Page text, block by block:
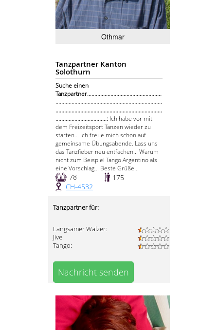
Othmar
Tanzpartner Kanton
Solothurn
Suche einen
Tanzpartner...................................................
.........................................................................
.........................................................................
...................................: Ich habe vor mit
dem Freizeitsport Tanzen wieder zu
starten... Ich freue mich schon auf
gemeinsame Übungsabende. Lass uns
das Tanzfieber neu entfachen... Warum
nicht zum Beispiel Tango Argentino als
eine Vorschlag... Beste Grüße...
78
175
CH-4532
Tanzpartner für:
Langsamer Walzer:
Jive:
Tango:
Nachricht senden